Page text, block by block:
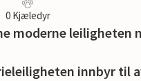
0 Kjæledyr
moderne leiligheten
innbyr til